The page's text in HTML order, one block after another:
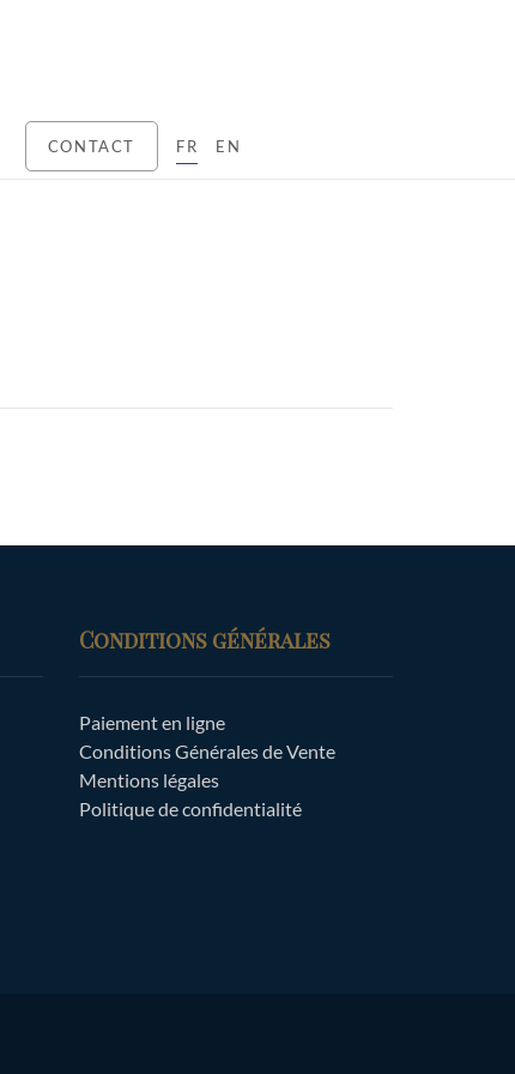
CONTACT FR EN
Conditions générales
Paiement en ligne
Conditions Générales de Vente
Mentions légales
Politique de confidentialité